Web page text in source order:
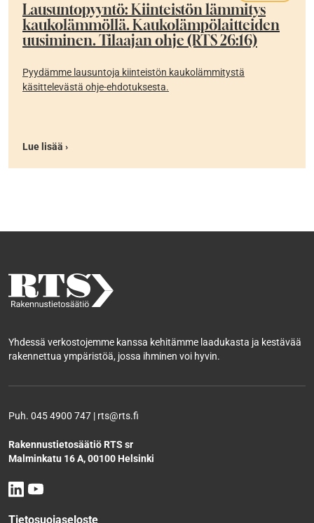
Lausuntopyyntö: Kiinteistön lämmitys
kaukolämmöllä. Kaukolämpölaitteiden
uusiminen. Tilaajan ohje (RTS 26:16)
Pyydämme lausuntoja kiinteistön kaukolämmitystä
käsittelevästä ohje-ehdotuksesta.
Lue lisää ›
Yhdessä verkostojemme kanssa kehitämme laadukasta ja kestävää
rakennettua ympäristöä, jossa ihminen voi hyvin.
Puh. 045 4900 747 | rts@rts.fi
Rakennustietosäätiö RTS sr
Malminkatu 16 A, 00100 Helsinki
Tietosuojaseloste